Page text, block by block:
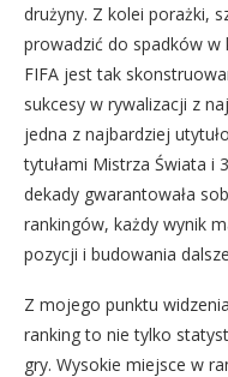
drużyny. Z kolei porażki,
prowadzić do spadków w
FIFA jest tak
sukcesy w rywalizacji z
jedna z najbardziej
tytułami Mistrza Świata i
dekady gwarantowała
rankingów, każdy wynik
pozycji i budowania
Z mojego punktu
ranking to nie tylko
gry. Wysokie miejsce w